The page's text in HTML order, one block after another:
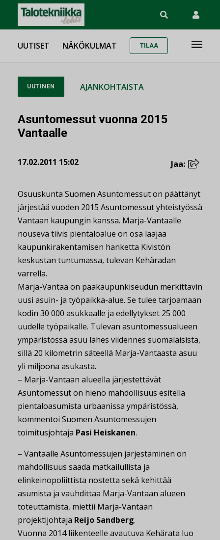
UUTISET NÄKÖKULMAT TILAA
UUTINEN AJANKOHTAISTA
Asuntomessut vuonna 2015
Vantaalle
17.02.2011 15:02 Jaa:
Osuuskunta Suomen Asuntomessut on päättänyt
järjestää vuoden 2015 Asuntomessut yhteistyössä
Vantaan kaupungin kanssa. Marja-Vantaalle
nouseva tiivis pientaloalue on osa laajaa
kaupunkirakentamisen hanketta Kivistön
keskustan tuntumassa, tulevan Kehäradan
varrella.
Marja-Vantaa on pääkaupunkiseudun merkittävin
uusi asuin- ja työpaikka-alue. Se tulee tarjoamaan
kodin 30 000 asukkaalle ja edellytykset 25 000
uudelle työpaikalle. Tulevan asuntomessualueen
ympäristössä asuu lähes viidennes suomalaisista,
sillä 20 kilometrin säteellä Marja-Vantaasta asuu
yli miljoona asukasta.
– Marja-Vantaan alueella järjestettävät
Asuntomessut on hieno mahdollisuus esitellä
pientaloasumista urbaanissa ympäristössä,
kommentoi Suomen Asuntomessujen
toimitusjohtaja Pasi Heiskanen.
– Vantaalle Asuntomessujen järjestäminen on
mahdollisuus saada matkailullista ja
elinkeinopoliittista nostetta sekä kehittää
asumista ja vauhdittaa Marja-Vantaan alueen
toteuttamista, miettii Marja-Vantaan
projektijohtaja Reijo Sandberg.
Vuonna 2014 liikenteelle avautuva Kehärata luo